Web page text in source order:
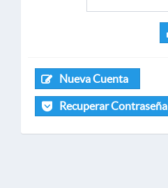
Nueva Cuenta
Recuperar Contraseña